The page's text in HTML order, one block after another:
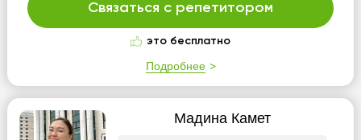
Связаться с репетитором
это бесплатно
Подробнее
Мадина Камет